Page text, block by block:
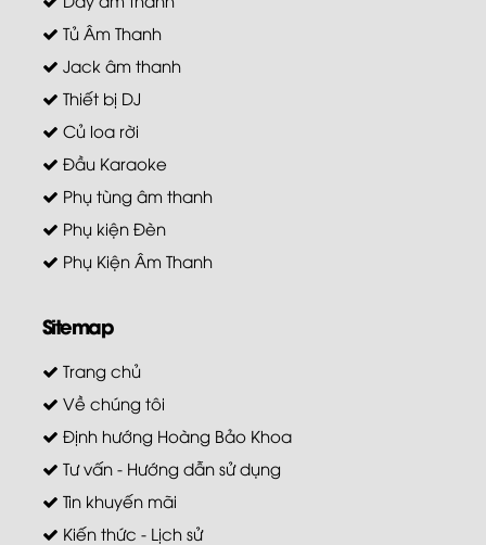
Tủ Âm Thanh
Jack âm thanh
Thiết bị DJ
Củ loa rời
Đầu Karaoke
Phụ tùng âm thanh
Phụ kiện Đèn
Phụ Kiện Âm Thanh
Sitemap
Trang chủ
Về chúng tôi
Định hướng Hoàng Bảo Khoa
Tư vấn - Hướng dẫn sử dụng
Tin khuyến mãi
Kiến thức - Lịch sử